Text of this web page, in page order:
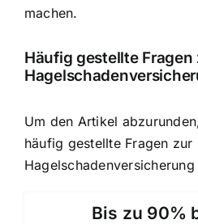
machen.
Häufig gestellte Fragen
Um den Artikel
häufig gestellte Fragen zur
Bis zu 90%